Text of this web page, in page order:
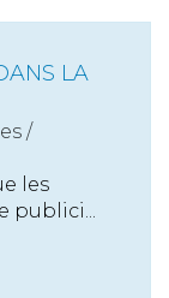
LA
/
les
publici...